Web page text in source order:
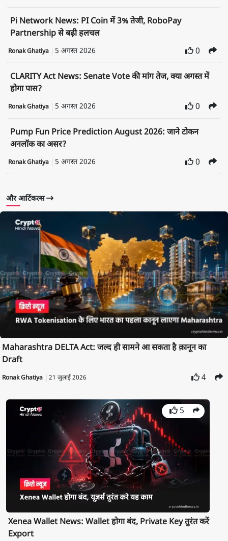
Pi Network News: PI Coin में 3% तेजी, RoboPay
Partnership से बढ़ी हलचल
Ronak Ghatiya 5 अगस्त 2026 0
CLARITY Act News: Senate Vote की मांग तेज, क्या अगस्त में
होगा पास?
Ronak Ghatiya 5 अगस्त 2026 0
Pump Fun Price Prediction August 2026: जाने टोकन
अनलॉक का असर?
Ronak Ghatiya 5 अगस्त 2026 0
और आर्टिकल्स
Maharashtra DELTA Act: जल्द ही सामने आ सकता है क़ानून का
Draft
Ronak Ghatiya 21 जुलाई 2026 4
5
Xenea Wallet News: Wallet होगा बंद, Private Key तुरंत करें
Export